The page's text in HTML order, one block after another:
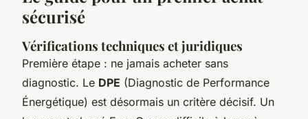
sécurisé
Vérifications techniques et juridiques
Première étape : ne jamais acheter sans
diagnostic. Le DPE (Diagnostic de Performance
Énergétique) est désormais un critère décisif. Un